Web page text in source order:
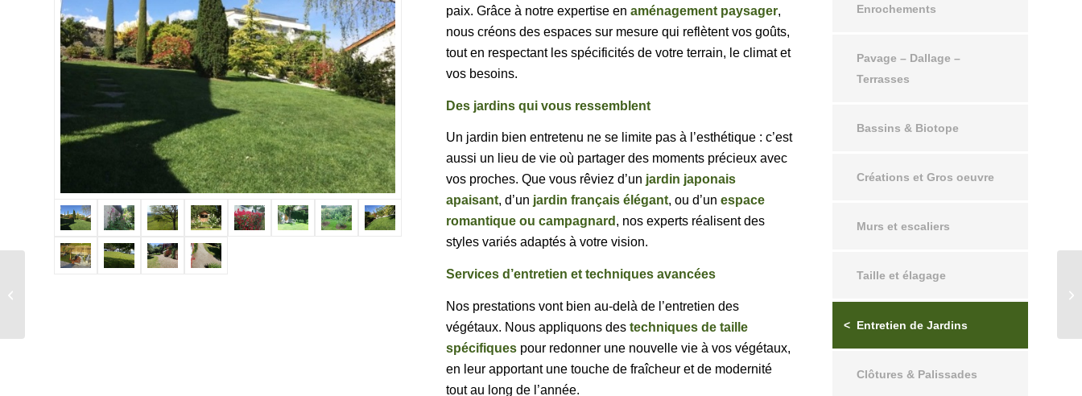
paix. Grâce à notre expertise en aménagement paysager,
nous créons des espaces sur mesure qui reflètent vos goûts,
tout en respectant les spécificités de votre terrain, le climat et
vos besoins.
Des jardins qui vous ressemblent
Un jardin bien entretenu ne se limite pas à l’esthétique : c’est
aussi un lieu de vie où partager des moments précieux avec
vos proches. Que vous rêviez d’un jardin japonais
apaisant, d’un jardin français élégant, ou d’un espace
romantique ou campagnard , nos experts réalisent des
styles variés adaptés à votre vision.
Services d’entretien et techniques avancées
Nos prestations vont bien au-delà de l’entretien des
végétaux. Nous appliquons des techniques de taille
spécifiques pour redonner une nouvelle vie à vos végétaux,
en leur apportant une touche de fraîcheur et de modernité
tout au long de l’année.
Enrochements
Pavage – Dallage –
Terrasses
Bassins & Biotope
Créations et Gros oeuvre
Murs et escaliers
Taille et élagage
Entretien de Jardins
Clôtures & Palissades